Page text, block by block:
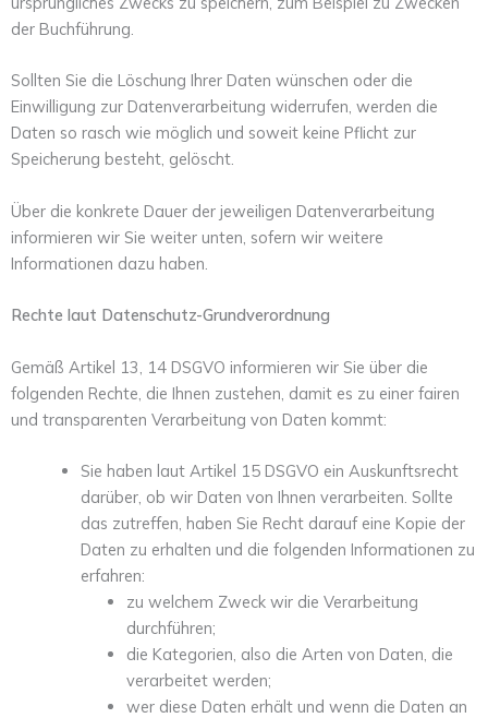
der Buchführung.
Sollten Sie die Löschung Ihrer Daten wünschen oder die
Einwilligung zur Datenverarbeitung widerrufen, werden die
Daten so rasch wie möglich und soweit keine Pflicht zur
Speicherung besteht, gelöscht.
Über die konkrete Dauer der jeweiligen Datenverarbeitung
informieren wir Sie weiter unten, sofern wir weitere
Informationen dazu haben.
Rechte laut Datenschutz-Grundverordnung
Gemäß Artikel 13, 14 DSGVO informieren wir Sie über die
folgenden Rechte, die Ihnen zustehen, damit es zu einer fairen
und transparenten Verarbeitung von Daten kommt:
Sie haben laut Artikel 15 DSGVO ein Auskunftsrecht
darüber, ob wir Daten von Ihnen verarbeiten. Sollte
das zutreffen, haben Sie Recht darauf eine Kopie der
Daten zu erhalten und die folgenden Informationen zu
erfahren:
zu welchem Zweck wir die Verarbeitung
durchführen;
die Kategorien, also die Arten von Daten, die
verarbeitet werden;
wer diese Daten erhält und wenn die Daten an